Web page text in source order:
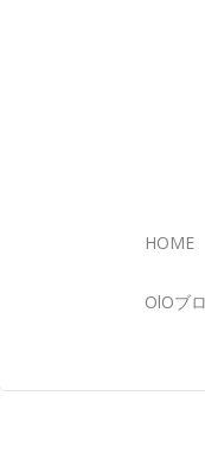
HOME
OlOブ